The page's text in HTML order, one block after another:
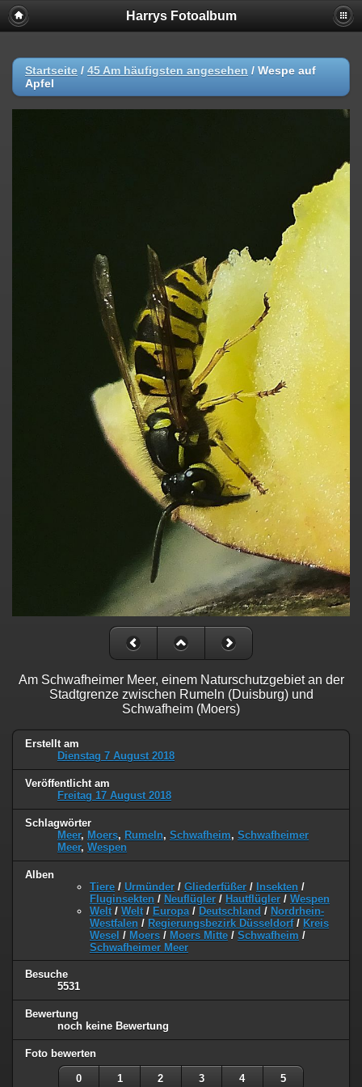
Harrys Fotoalbum
Startseite / 45 Am häufigsten angesehen / Wespe auf
Apfel
Am Schwafheimer Meer, einem Naturschutzgebiet an der
Stadtgrenze zwischen Rumeln (Duisburg) und
Schwafheim (Moers)
Erstellt am
Dienstag 7 August 2018
Veröffentlicht am
Freitag 17 August 2018
Schlagwörter
Meer, Moers, Rumeln, Schwafheim, Schwafheimer
Meer, Wespen
Alben
Tiere / Urmünder / Gliederfüßer / Insekten /
Fluginsekten / Neuflügler / Hautflügler / Wespen
Welt / Welt / Europa / Deutschland / Nordrhein-
Westfalen / Regierungsbezirk Düsseldorf/ Kreis
Wesel / Moers / Moers Mitte / Schwafheim /
Schwafheimer Meer
Besuche
5531
Bewertung
noch keine Bewertung
Foto bewerten
0 1 2 3 4 5